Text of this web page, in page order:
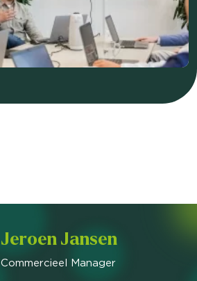
Jeroen Jansen
Commercieel Manager